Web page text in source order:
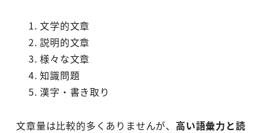
文学的文章
説明的文章
様々な文章
知識問題
漢字・書き取り
文章量は比較的多くありませんが、 高い語彙力と読